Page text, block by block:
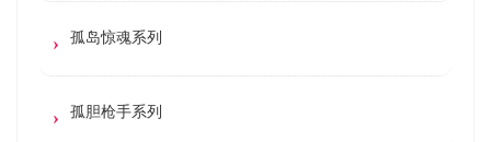
孤岛惊魂系列
孤胆枪手系列